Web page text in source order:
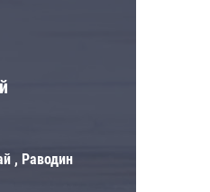
, Раводин